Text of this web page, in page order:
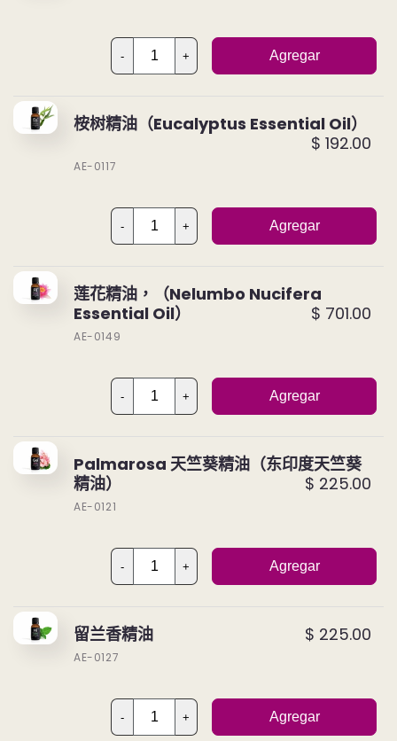
- + Agregar
桉树精油（Eucalyptus Essential Oil）
$ 192.00
AE-0117
- + Agregar
莲花精油，（Nelumbo Nucifera
Essential Oil）
$ 701.00
AE-0149
- + Agregar
Palmarosa 天竺葵精油（东印度天竺葵
精油）
$ 225.00
AE-0121
- + Agregar
留兰香精油 $ 225.00
AE-0127
- + Agregar